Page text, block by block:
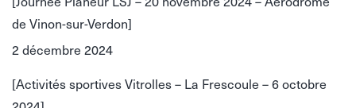
de Vinon-sur-Verdon]
2 décembre 2024
[Activités sportives Vitrolles – La Frescoule – 6 octobre